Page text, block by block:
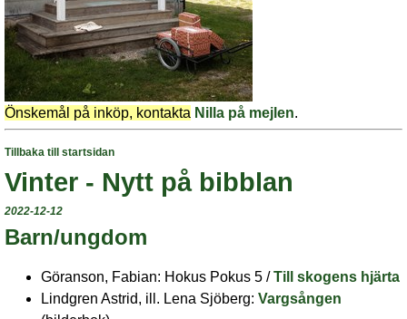
Önskemål på inköp, kontakta Nilla på mejlen.
Tillbaka till startsidan
Vinter - Nytt på bibblan
2022-12-12
Barn/ungdom
Göranson, Fabian: Hokus Pokus 5 /Till skogens hjärta
Lindgren Astrid, ill. Lena Sjöberg: Vargsången